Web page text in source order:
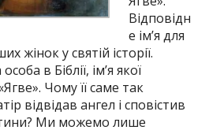
Відповідн
е ім’я для
жінок у святій історії.
в Біблії, ім’я якої
Чому її саме так
відвідав ангел і сповістив
Ми можемо лише